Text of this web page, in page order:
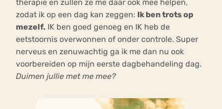
therapie en zullen ze me daar ook mee helpen,
zodat ik op een dag kan zeggen: Ik ben trots op
mezelf. IK ben goed genoeg en IK heb de
eetstoornis overwonnen of onder controle. Super
nerveus en zenuwachtig ga ik me dan nu ook
voorbereiden op mijn eerste dagbehandeling dag.
Duimen jullie met me mee?